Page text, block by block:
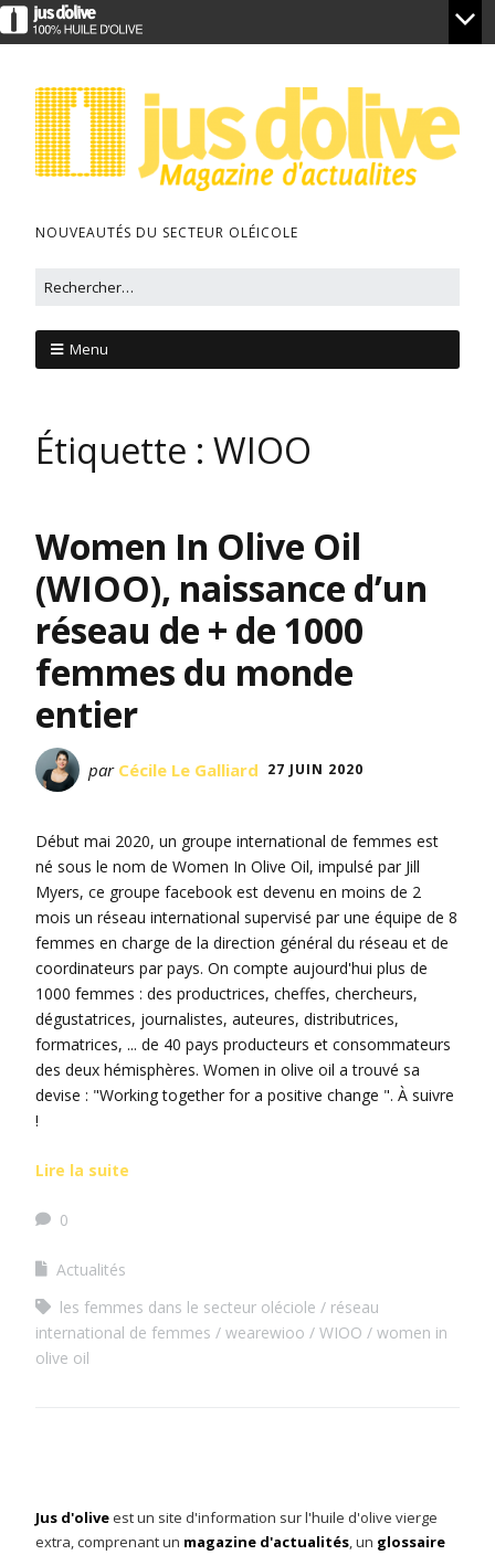
NOUVEAUTÉS DU SECTEUR OLÉICOLE
Menu
Étiquette : WIOO
Women In Olive Oil
(WIOO), naissance d’un
réseau de + de 1000
femmes du monde
entier
par Cécile Le Galliard 27 JUIN 2020
Début mai 2020, un groupe international de femmes est
né sous le nom de Women In Olive Oil, impulsé par Jill
Myers, ce groupe facebook est devenu en moins de 2
mois un réseau international supervisé par une équipe de 8
femmes en charge de la direction général du réseau et de
coordinateurs par pays. On compte aujourd'hui plus de
1000 femmes : des productrices, cheffes, chercheurs,
dégustatrices, journalistes, auteures, distributrices,
formatrices, ... de 40 pays producteurs et consommateurs
des deux hémisphères. Women in olive oil a trouvé sa
devise : "Working together for a positive change ". À suivre
!
Lire la suite
0
Actualités
les femmes dans le secteur oléciole
réseau
international de femmes
wearewioo WIOO
women in
olive oil
Jus d'oliveest un site d'information sur l'huile d'olive vierge
extra, comprenant un magazine d'actualités, un glossaire